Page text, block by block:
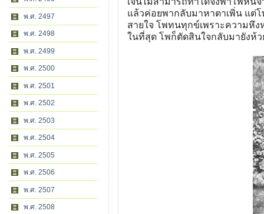
พ.ศ. 2497
พ.ศ. 2498
พ.ศ. 2499
พ.ศ. 2500
พ.ศ. 2501
พ.ศ. 2502
พ.ศ. 2503
พ.ศ. 2504
พ.ศ. 2505
พ.ศ. 2506
พ.ศ. 2507
พ.ศ. 2508
แล้วค่อยพากลับมาหาตาเพิ่น แต่
สายใจ โพทนทุกข์เพราะความหึ
ในที่สุด โพก็ตัดสินใจกลับมายังห้ว